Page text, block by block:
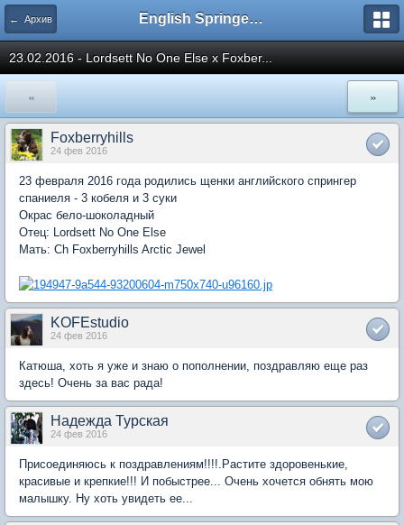
← Архив English Springer Spaniel Club
23.02.2016 - Lordsett No One Else x Foxber...
« »
Foxberryhills
24 фев 2016
23 февраля 2016 года родились щенки английского спрингер
спаниеля - 3 кобеля и 3 суки
Окрас бело-шоколадный
Отец: Lordsett No One Else
Мать: Ch Foxberryhills Arctic Jewel
KOFEstudio
24 фев 2016
Катюша, хоть я уже и знаю о пополнении, поздравляю еще раз
здесь! Очень за вас рада!
Надежда Турская
24 фев 2016
Присоединяюсь к поздравлениям!!!!.Растите здоровенькие,
красивые и крепкие!!! И побыстрее... Очень хочется обнять мою
малышку. Ну хоть увидеть ее...